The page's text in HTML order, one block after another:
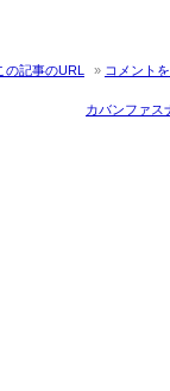
の記事のURL コメント
カバンファス